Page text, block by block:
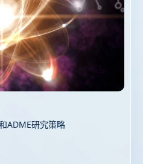
ADME研究策略